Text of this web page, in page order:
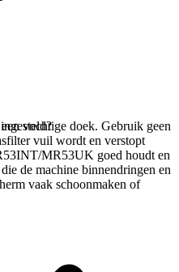
vochtige doek. Gebruik geen
vuil wordt en verstopt
MR53UK goed houdt en
de machine binnendringen en
vaak schoonmaken of